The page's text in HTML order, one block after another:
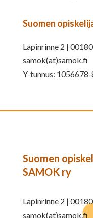
Suomen
Lapinrinne 2 |
samok(at)samok.fi
Y-tunnus: 1056678-
Suomen
SAMOK ry
Lapinrinne 2 |
samok(at)samok.fi